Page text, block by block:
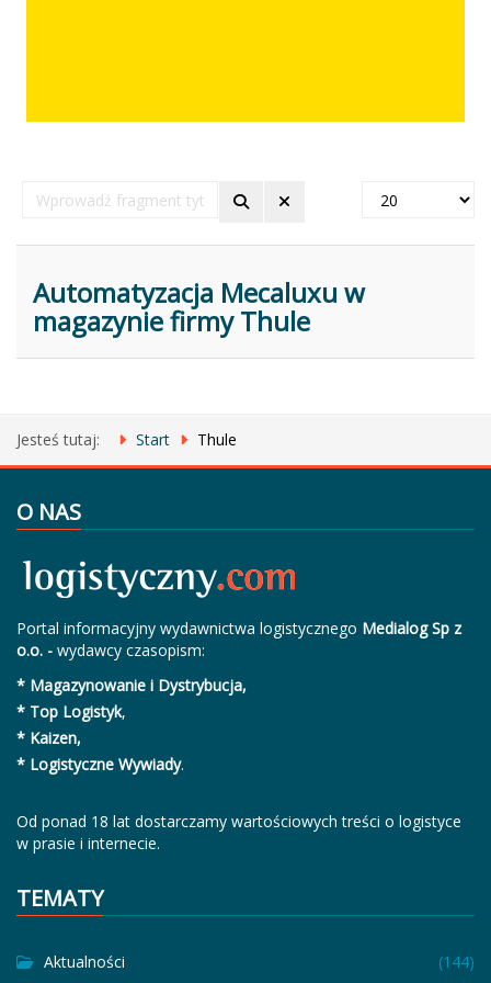
Wprowadź
fragment
Pokaż
Automatyzacja Mecaluxu w
magazynie firmy Thule
Jesteś tutaj: Start Thule
O NAS
Portal informacyjny wydawnictwa logistycznego Medialog Sp z
o.o. - wydawcy czasopism:
* Magazynowanie i Dystrybucja,
* Top Logistyk,
* Kaizen,
* Logistyczne Wywiady.
Od ponad 18 lat dostarczamy wartościowych treści o logistyce
w prasie i internecie.
TEMATY
Aktualności (144)